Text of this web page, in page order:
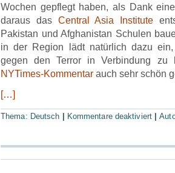
Wochen gepflegt haben, als Dank
daraus das Central Asia Institute
Pakistan und Afghanistan Schulen
in der Region lädt natürlich dazu
gegen den Terror in Verbindung zu
NYTimes-Kommentar auch sehr schön
[…]
Thema: Deutsch Kommentare deaktiviert|